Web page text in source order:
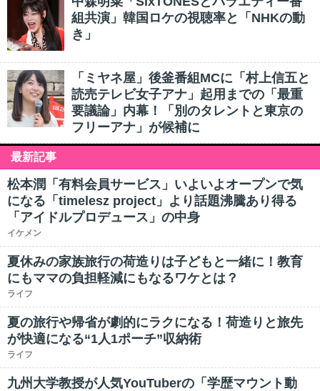
組共演」韓国ロケの視聴率と「NHKの動
き」
「ミヤネ屋」後釜番組MCに「村上信五と
読売テレビ女子アナ」起用までの「最重
要議論」内幕！「別のタレントと東京の
フリーアナ」が候補に
最新記事
松本潤「有料会員サービス」いよいよオープンで気
になる「timelesz project」より話題沸騰あり得る
「アイドルプロデュース」の中身
イケメン
夏休みの家族旅行の荷造りは子どもと一緒に！教育
にもママの負担軽減にもなるワケとは？
ライフ
夏の旅行や帰省が劇的にラクになる！荷造りと旅先
が快適になる“1人1ポーチ”収納術
ライフ
九州大学教授が人気YouTuberの「学歴マウント動